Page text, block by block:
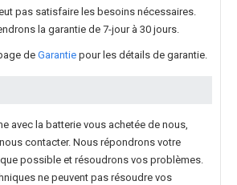
pas satisfaire les besoins nécessaires.
la garantie de 7-jour à 30 jours.
de Garantie pour les détails de garantie.
avec la batterie vous achetée de nous,
contacter. Nous répondrons votre
possible et résoudrons vos problèmes.
ne peuvent pas résoudre vos